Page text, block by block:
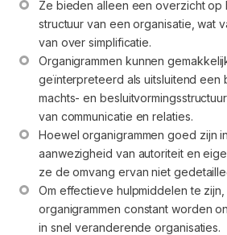
Ze bieden alleen een overzicht op
structuur van een organisatie, wat
van over simplificatie.
Organigrammen kunnen
geïnterpreteerd als uitsluitend een
machts- en
van communicatie en relaties.
Hoewel organigrammen goed zijn
aanwezigheid van autoriteit en
ze de omvang ervan niet
Om effectieve hulpmiddelen te
organigrammen constant worden
in snel veranderende organisaties.